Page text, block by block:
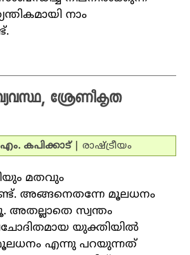
നാം
ശ്രേണീകൃത
കപിക്കാട് രാഷ്ട്രീയം
മതവും
അങ്ങനെതന്നേ മൂലധനം
സ്വന്തം
യുക്തിയില്‍
എന്നു പറയുന്നത്